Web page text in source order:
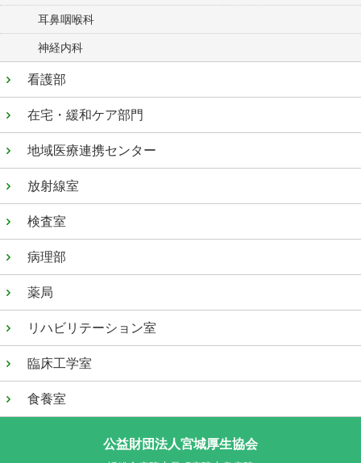
耳鼻咽喉科
神経内科
看護部
在宅・緩和ケア部門
地域医療連携センター
放射線室
検査室
病理部
薬局
リハビリテーション室
臨床工学室
食養室
公益財団法人宮城厚生協会